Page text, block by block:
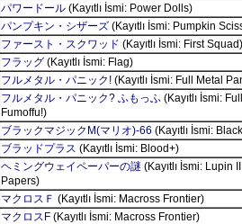
パワードール(Kayıtlı İsmi: Power Dolls)
パンプキン・シザーズ(Kayıtlı İsmi: Pumpkin
ファースト・スクワッド (Kayıtlı İsmi: First Squad)
フラッグ(Kayıtlı İsmi: Flag)
フルメタル・パニック!(Kayıtlı İsmi: Full Metal
フルメタル・パニック? ふもっふ(Kayıtlı İsmi:
Fumoffu!)
ブラックマジックM(マリオ)-66 (Kayıtlı İsmi:
ブラッドプラス (Kayıtlı İsmi: Blood+)
ヘミングウェイペーパーの謎 (Kayıtlı İsmi: Lupin
Papers)
マクロスＦ (Kayıtlı İsmi: Macross Frontier)
マクロスF(Kayıtlı İsmi: Macross Frontier)